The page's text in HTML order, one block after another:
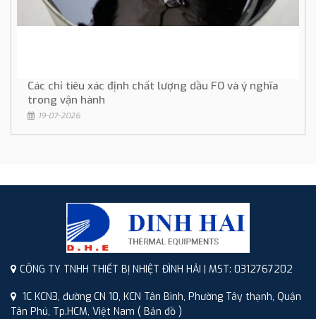
Các chỉ tiêu xác định chất lượng dầu FO và ý nghĩa
trong vận hành
19-07-2026
CÔNG TY TNHH THIẾT BỊ NHIỆT ĐÌNH HẢI | MST: 0312767202
1C KCN3, đường CN 10, KCN Tân Bình, Phường Tây thạnh, Quận
Tân Phú, Tp.HCM, Việt Nam ( Bản đồ )